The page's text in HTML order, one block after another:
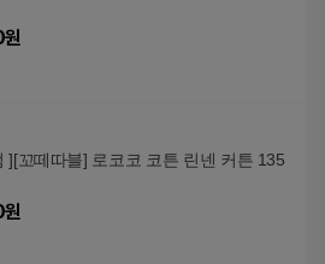
원
][꼬떼따블] 로코코 코튼 린넨 커튼 135
원